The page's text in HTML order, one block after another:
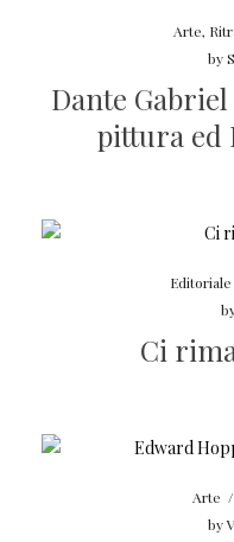
Arte,
by
Dante
pittura ed
Editoriale
Ci
Arte /
by